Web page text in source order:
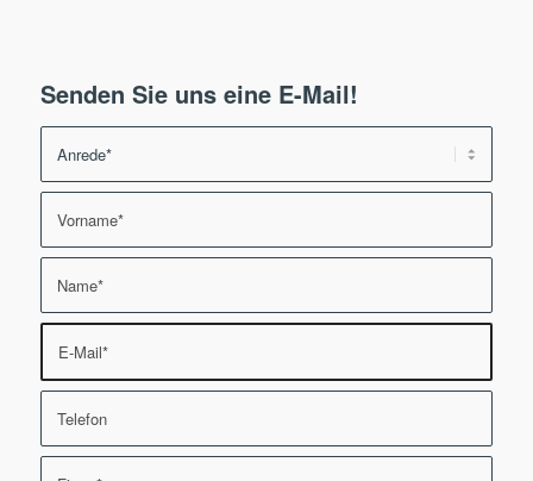
Senden Sie uns eine E-Mail!